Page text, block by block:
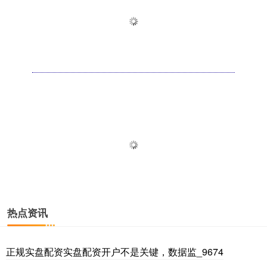
热点资讯
正规实盘配资实盘配资开户不是关键，数据监_9674